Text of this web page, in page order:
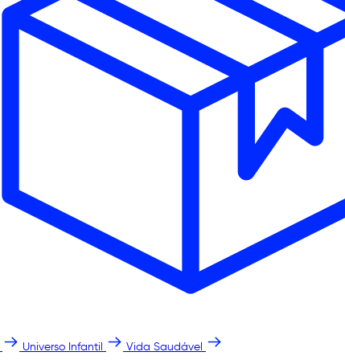
Universo Infantil Vida Saudável